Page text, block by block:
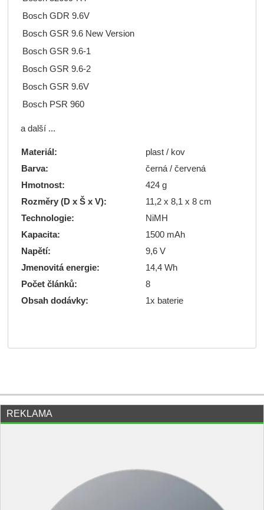
Bosch GDR 9.6V
Bosch GSR 9.6 New Version
Bosch GSR 9.6-1
Bosch GSR 9.6-2
Bosch GSR 9.6V
Bosch PSR 960
a další ...
Materiál:
plast / kov
Barva:
černá / červená
Hmotnost:
424 g
Rozměry (D x Š x V):
11,2 x 8,1 x 8 cm
Technologie:
NiMH
Kapacita:
1500 mAh
Napětí:
9,6 V
Jmenovitá energie:
14,4 Wh
Počet článků:
8
Obsah dodávky:
1x baterie
REKLAMA